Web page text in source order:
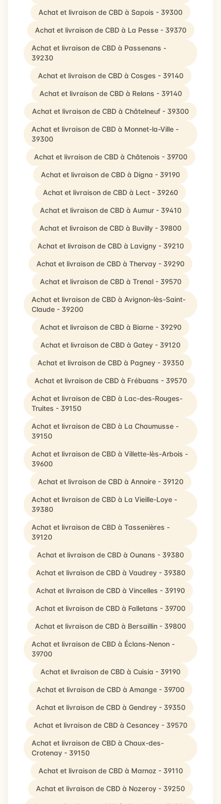
Achat et livraison de CBD à Sapois - 39300
Achat et livraison de CBD à La Pesse - 39370
Achat et livraison de CBD à Passenans -
39230
Achat et livraison de CBD à Cosges - 39140
Achat et livraison de CBD à Relans - 39140
Achat et livraison de CBD à Châtelneuf - 39300
Achat et livraison de CBD à Monnet-la-Ville -
39300
Achat et livraison de CBD à Châtenois - 39700
Achat et livraison de CBD à Digna - 39190
Achat et livraison de CBD à Lect - 39260
Achat et livraison de CBD à Aumur - 39410
Achat et livraison de CBD à Buvilly - 39800
Achat et livraison de CBD à Lavigny - 39210
Achat et livraison de CBD à Thervay - 39290
Achat et livraison de CBD à Trenal - 39570
Achat et livraison de CBD à Avignon-lès-Saint-
Claude - 39200
Achat et livraison de CBD à Biarne - 39290
Achat et livraison de CBD à Gatey - 39120
Achat et livraison de CBD à Pagney - 39350
Achat et livraison de CBD à Frébuans - 39570
Achat et livraison de CBD à Lac-des-Rouges-
Truites - 39150
Achat et livraison de CBD à La Chaumusse -
39150
Achat et livraison de CBD à Villette-lès-Arbois -
39600
Achat et livraison de CBD à Annoire - 39120
Achat et livraison de CBD à La Vieille-Loye -
39380
Achat et livraison de CBD à Tassenières -
39120
Achat et livraison de CBD à Ounans - 39380
Achat et livraison de CBD à Vaudrey - 39380
Achat et livraison de CBD à Vincelles - 39190
Achat et livraison de CBD à Falletans - 39700
Achat et livraison de CBD à Bersaillin - 39800
Achat et livraison de CBD à Éclans-Nenon -
39700
Achat et livraison de CBD à Cuisia - 39190
Achat et livraison de CBD à Amange - 39700
Achat et livraison de CBD à Gendrey - 39350
Achat et livraison de CBD à Cesancey - 39570
Achat et livraison de CBD à Chaux-des-
Crotenay - 39150
Achat et livraison de CBD à Marnoz - 39110
Achat et livraison de CBD à Nozeroy - 39250